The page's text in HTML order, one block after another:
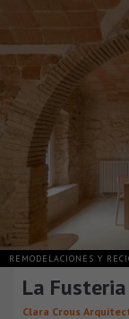
REMODELACIONES Y
La Fusteria
Clara Crous